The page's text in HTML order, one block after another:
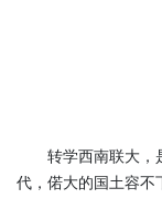
转学西南联大，是
代，偌大的国土容不